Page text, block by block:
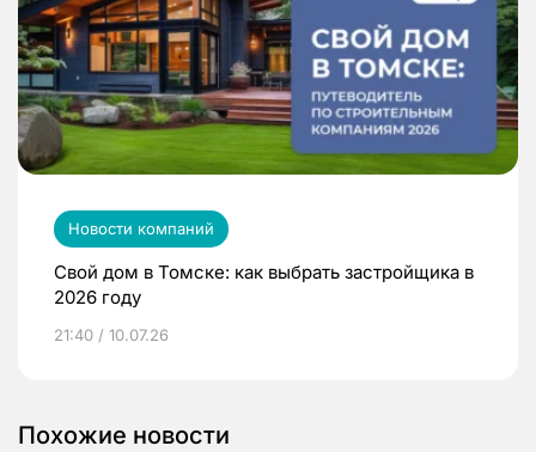
Новости компаний
Свой дом в Томске: как выбрать застройщика в
2026 году
21:40 / 10.07.26
Похожие новости